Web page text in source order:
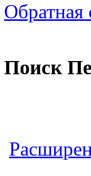
Обратная
Поиск